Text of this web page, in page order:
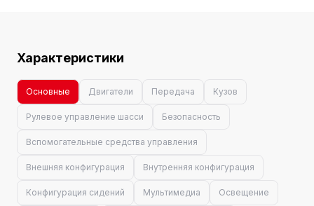
Характеристики
Основные Двигатели Передача Кузов
Рулевое управление шасси Безопасность
Вспомогательные средства управления
Внешняя конфигурация Внутренняя конфигурация
Конфигурация сидений Мультимедиа Освещение